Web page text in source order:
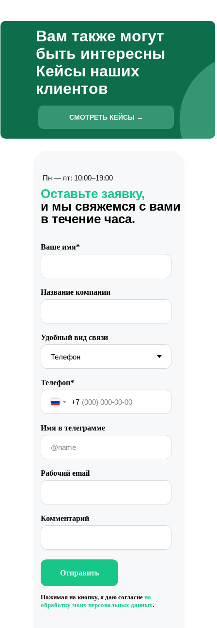
Вам также могут
быть интересны
Кейсы наших
клиентов
СМОТРЕТЬ КЕЙСЫ →
Оставьте заявку,
и мы свяжемся с вами
в течение часа.
Пн — пт: 10:00–19:00
Ваше имя*
Название компании
Удобный вид связи
Телефон*
+7
Имя в телеграмме
Рабочий email
Комментарий
Отправить
Нажимая на кнопку, я даю согласие на
обработку моих персональных данных.